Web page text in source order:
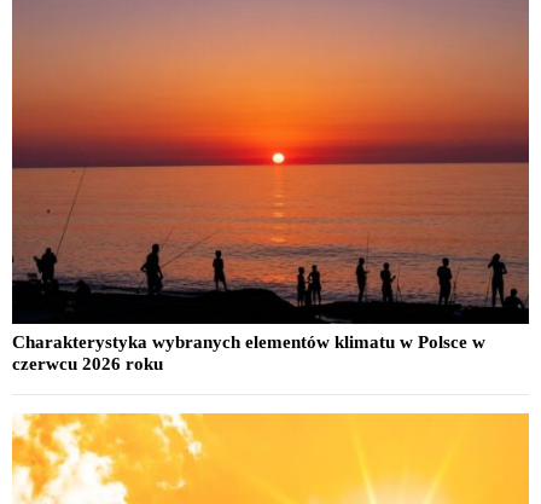
Charakterystyka wybranych elementów klimatu w Polsce w
czerwcu 2026 roku